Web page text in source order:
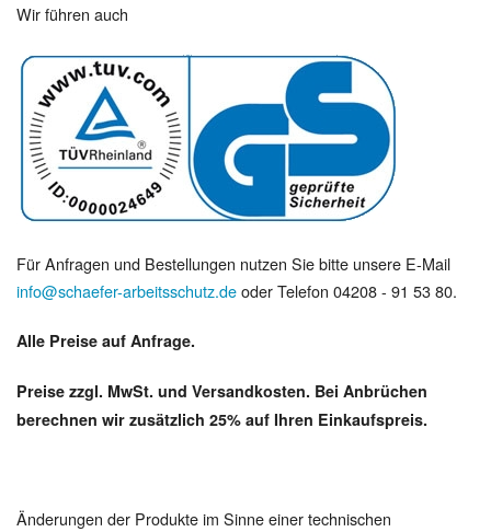
Wir führen auch
Für Anfragen und Bestellungen nutzen Sie bitte unsere E-Mail
info@schaefer-arbeitsschutz.deoder Telefon 04208 - 91 53 80.
Alle Preise auf Anfrage.
Preise zzgl. MwSt. und Versandkosten. Bei Anbrüchen
berechnen wir zusätzlich 25% auf Ihren Einkaufspreis.
Änderungen der Produkte im Sinne einer technischen